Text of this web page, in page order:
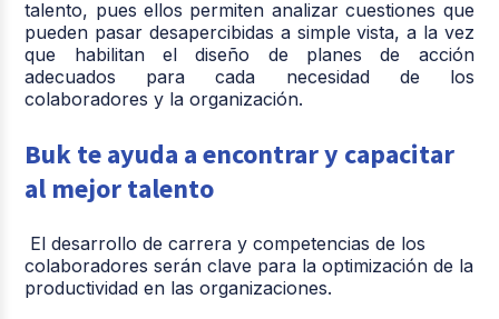
talento, pues ellos permiten analizar cuestiones que
pueden pasar desapercibidas a simple vista, a la vez
que habilitan el diseño de planes de acción
adecuados para cada necesidad de los
colaboradores y la organización.
Buk te ayuda a encontrar y capacitar
al mejor talento
El desarrollo de carrera y competencias de los
colaboradores serán clave para la optimización de la
productividad en las organizaciones.